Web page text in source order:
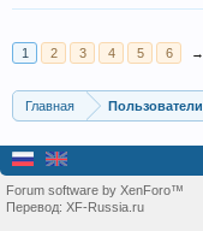
1 2 3 4 5 6 →
Главная Пользователи
Forum software by XenForo™
Перевод: XF-Russia.ru